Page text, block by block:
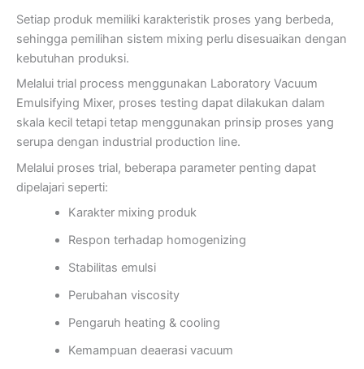
Setiap produk memiliki karakteristik proses yang berbeda,
sehingga pemilihan sistem mixing perlu disesuaikan dengan
kebutuhan produksi.
Melalui trial process menggunakan Laboratory Vacuum
Emulsifying Mixer, proses testing dapat dilakukan dalam
skala kecil tetapi tetap menggunakan prinsip proses yang
serupa dengan industrial production line.
Melalui proses trial, beberapa parameter penting dapat
dipelajari seperti:
Karakter mixing produk
Respon terhadap homogenizing
Stabilitas emulsi
Perubahan viscosity
Pengaruh heating & cooling
Kemampuan deaerasi vacuum